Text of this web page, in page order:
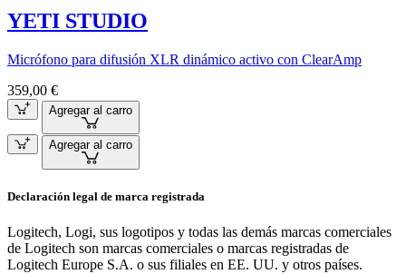
YETI STUDIO
Micrófono para difusión XLR dinámico activo con ClearAmp
359,00 €
Agregar al carro
Agregar al carro
Declaración legal de marca registrada
Logitech, Logi, sus logotipos y todas las demás marcas comerciales
de Logitech son marcas comerciales o marcas registradas de
Logitech Europe S.A. o sus filiales en EE. UU. y otros países.